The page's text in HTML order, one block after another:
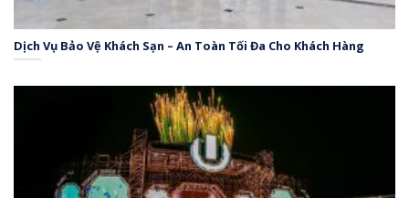
Dịch Vụ Bảo Vệ Khách Sạn – An Toàn Tối Đa Cho Khách Hàng